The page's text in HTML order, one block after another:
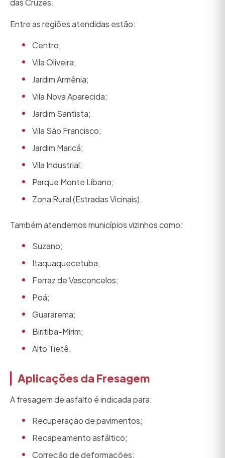
das Cruzes.
Entre as regiões atendidas estão:
Centro;
Vila Oliveira;
Jardim Armênia;
Vila Nova Aparecida;
Jardim Santista;
Vila São Francisco;
Jardim Maricá;
Vila Industrial;
Parque Monte Líbano;
Zona Rural (Estradas Vicinais).
Também atendemos municípios vizinhos como:
Suzano;
Itaquaquecetuba;
Ferraz de Vasconcelos;
Poá;
Guararema;
Biritiba-Mirim;
Alto Tietê.
Aplicações da Fresagem
A fresagem de asfalto é indicada para:
Recuperação de pavimentos;
Recapeamento asfáltico;
Correção de deformações;